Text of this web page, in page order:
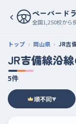
‹ ペーパード
全国1,250校から
トップ 岡山県 JR吉
JR吉備線沿
5件
順不同▼